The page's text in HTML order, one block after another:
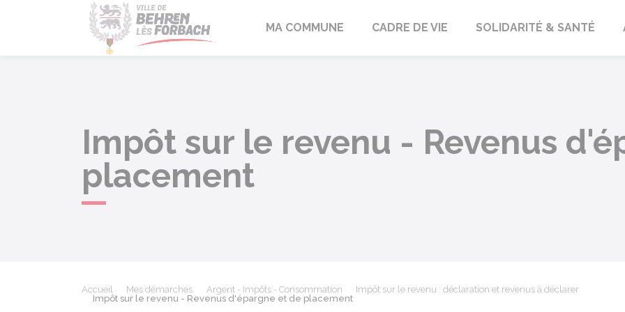
Behren-lès-Forbach
MA COMMUNE CADRE DE VIE SOLIDARITÉ & SANTÉ
Impôt sur le revenu - Revenus
placement
Accueil Mes démarches Argent - Impôts - Consommation
Impôt sur le revenu : déclaration et revenus à déclarer
Impôt sur le revenu - Revenus d'épargne et de placement